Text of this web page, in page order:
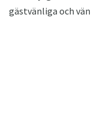
gästvänliga och